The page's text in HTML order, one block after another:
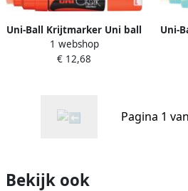
Uni-Ball Krijtmarker Uni ball
fluo oranje beitelvormige
punt van 8 mm
1 webshop
€ 12,68
Uni-
Pagina 1
Bekijk ook